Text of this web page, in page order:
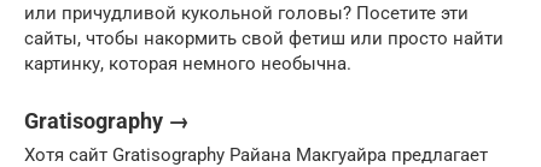
или причудливой кукольной головы? Посетите эти
сайты, чтобы накормить свой фетиш или просто найти
картинку, которая немного необычна.
Gratisography →
Хотя сайт Gratisography Райана Макгуайра предлагает